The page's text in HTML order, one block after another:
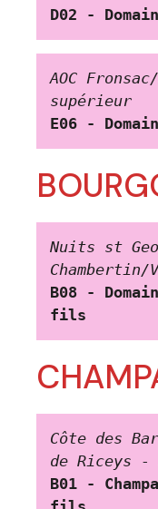
D02 -
AOC
supérieur
E06 -
Nuits st
Chambertin/
B08 -
fils
Côte des Bar
de Riceys -
B01 -